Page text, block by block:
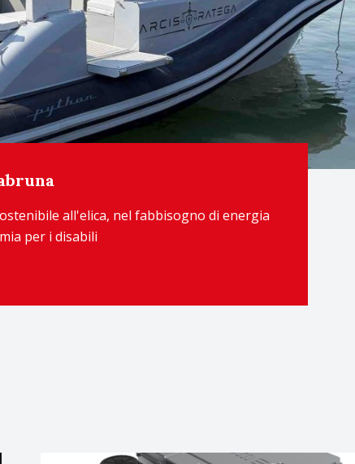
all'elica, nel fabbisogno di energia
per i disabili